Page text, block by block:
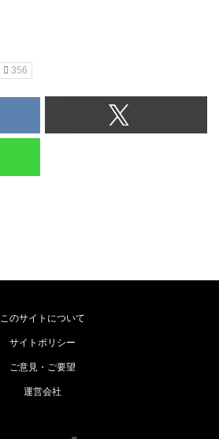
356
このサイトについて
サイトポリシー
ご意見・ご要望
運営会社